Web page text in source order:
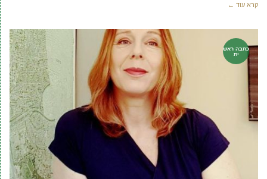
קרא עוד ←
כתבה ראש
ית